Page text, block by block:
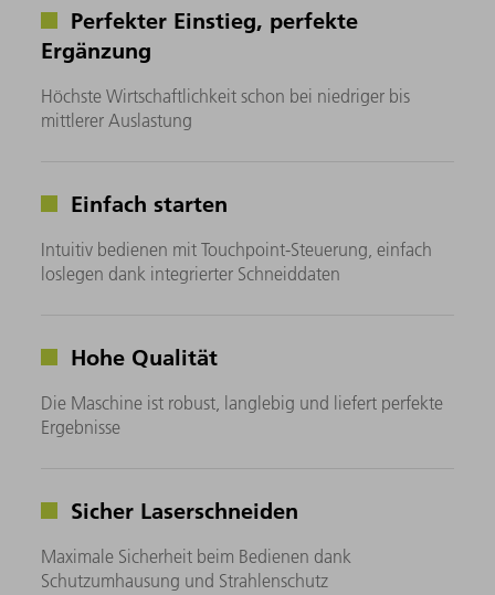
Perfekter Einstieg, perfekte
Ergänzung
Höchste Wirtschaftlichkeit schon bei niedriger bis
mittlerer Auslastung
Einfach starten
Intuitiv bedienen mit Touchpoint-Steuerung, einfach
loslegen dank integrierter Schneiddaten
Hohe Qualität
Die Maschine ist robust, langlebig und liefert perfekte
Ergebnisse
Sicher Laserschneiden
Maximale Sicherheit beim Bedienen dank
Schutzumhausung und Strahlenschutz